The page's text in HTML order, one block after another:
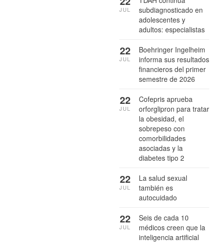
subdiagnosticado en
adolescentes y
adultos: especialistas
JUL
Boehringer Ingelheim
informa sus resultados
financieros del primer
semestre de 2026
22
JUL
Cofepris aprueba
orforglipron para tratar
la obesidad, el
sobrepeso con
comorbilidades
asociadas y la
diabetes tipo 2
22
JUL
La salud sexual
también es
autocuidado
22
JUL
Seis de cada 10
médicos creen que la
inteligencia artificial
22
JUL